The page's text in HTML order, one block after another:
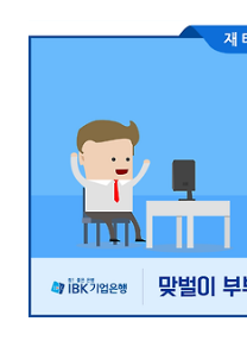
준비를 하면 결혼식 비용과 혼
어갈 곳이 많은데요. 또 그동안
자는 8,300만원, 여자는 4,400
이 넘는 큰 금액이 결혼비용으